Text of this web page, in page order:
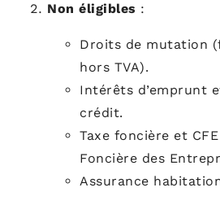
Non éligibles :
Droits de mutation
hors TVA).
Intérêts d’emprunt
crédit.
Taxe foncière et
Foncière des
Assurance